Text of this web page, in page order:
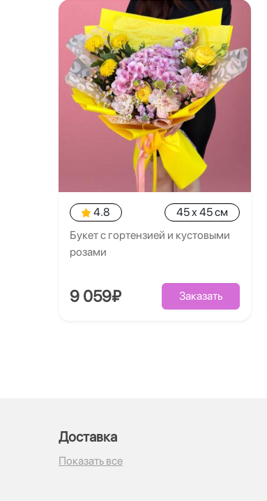
4.8
45 x 45 см
Букет с гортензией и кустовыми
розами
9 059₽ Заказать
Доставка
Показать все